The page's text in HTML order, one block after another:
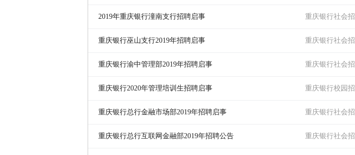
聘
2019年重庆银行潼南支行招聘启事 重庆银行社会招
聘
重庆银行巫山支行2019年招聘启事 重庆银行社会招
聘
重庆银行渝中管理部2019年招聘启事 重庆银行社会招
聘
重庆银行2020年管理培训生招聘启事 重庆银行校园招
聘
重庆银行总行金融市场部2019年招聘启事 重庆银行社会招
聘
重庆银行总行互联网金融部2019年招聘公告 重庆银行社会招